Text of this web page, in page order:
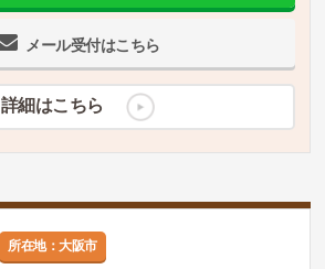
メール受付はこちら
詳細はこちら
所在地：大阪市